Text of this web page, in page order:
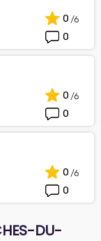
0
0
0
0
0
0
DU-